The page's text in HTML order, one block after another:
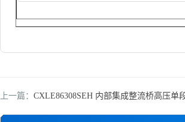
上一篇： CXLE86308SEH 内部集成整流桥高压单